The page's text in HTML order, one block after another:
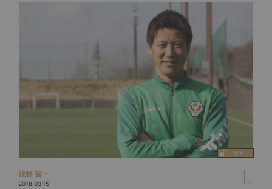
浅野 賀一
2018.03.15